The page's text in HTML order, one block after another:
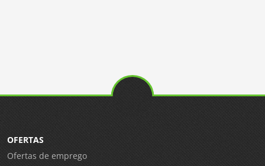
OFERTAS
Ofertas de emprego